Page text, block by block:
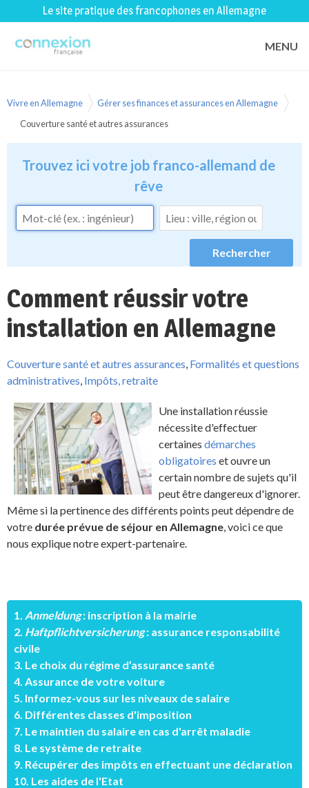
Le site pratique des francophones en Allemagne
MENU
Vivre en Allemagne
Gérer ses finances et assurances en Allemagne
Couverture santé et autres assurances
Trouvez ici votre job franco-allemand de
rêve
Comment réussir votre
installation en Allemagne
Couverture santé et autres assurances, Formalités et questions
administratives, Impôts, retraite
Une installation réussie
nécessite d'effectuer
certaines démarches
obligatoires et ouvre un
certain nombre de sujets qu'il
peut être dangereux d'ignorer.
Même si la pertinence des différents points peut dépendre de
votre durée prévue de séjour en Allemagne, voici ce que
nous explique notre expert-partenaire.
1. Anmeldung: inscription à la mairie
2. Haftpflichtversicherung: assurance responsabilité
civile
3. Le choix du régime d’assurance santé
4. Assurance de votre voiture
5. Informez-vous sur les niveaux de salaire
6. Différentes classes d'imposition
7. Le maintien du salaire en cas d'arrêt maladie
8. Le système de retraite
9. Récupérer des impôts en effectuant une déclaration
10. Les aides de l'Etat